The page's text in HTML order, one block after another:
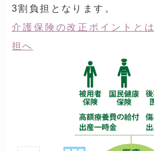
3割負担となります。
介護保険の改正ポイントと
担へ